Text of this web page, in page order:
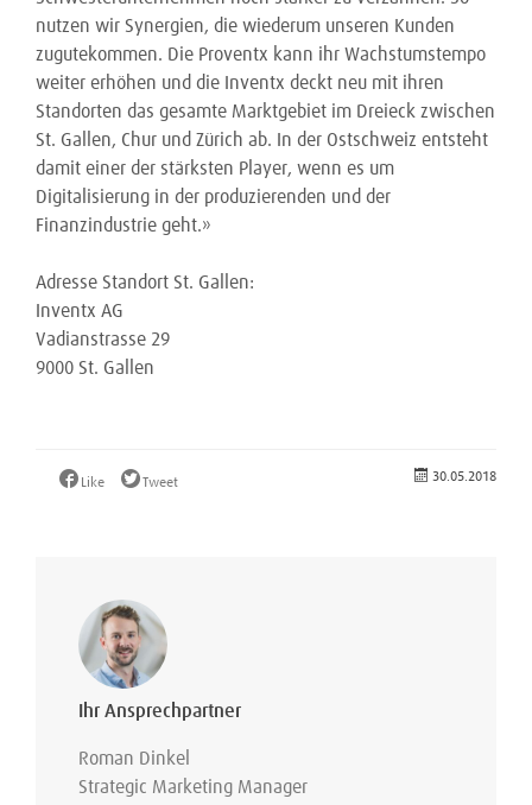
nutzen wir Synergien, die wiederum unseren Kunden
zugutekommen. Die Proventx kann ihr Wachstumstempo
weiter erhöhen und die Inventx deckt neu mit ihren
Standorten das gesamte Marktgebiet im Dreieck zwischen
St. Gallen, Chur und Zürich ab. In der Ostschweiz entsteht
damit einer der stärksten Player, wenn es um
Digitalisierung in der produzierenden und der
Finanzindustrie geht.»
Adresse Standort St. Gallen:
Inventx AG
Vadianstrasse 29
9000 St. Gallen
Like Tweet 30.05.2018
Ihr Ansprechpartner
Roman Dinkel
Strategic Marketing Manager